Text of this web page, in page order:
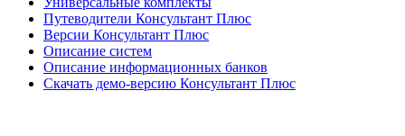
Путеводители Консультант Плюс
Версии Консультант Плюс
Описание систем
Описание информационных банков
Скачать демо-версию Консультант Плюс